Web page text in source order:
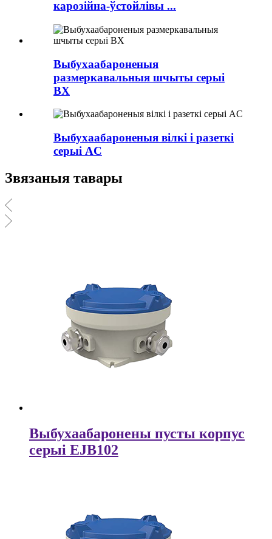
карозійна-ўстойлівы ...
Выбухаабароненыя
размеркавальныя шчыты серыі
BX
Выбухаабароненыя вілкі і разеткі
серыі AC
Звязаныя тавары
Выбухаабаронены пусты корпус
серыі EJB102